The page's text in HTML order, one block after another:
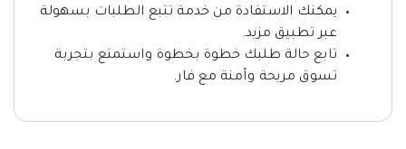
يمكنك الاستفادة من خدمة تتبع الطلبات بسهولة
عبر تطبيق مزيد.
تابع حالة طلبك خطوة بخطوة واستمتع بتجربة
تسوق مريحة وآمنة مع فار.